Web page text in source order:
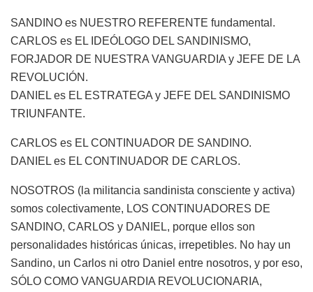
SANDINO es NUESTRO REFERENTE fundamental.
CARLOS es EL IDEÓLOGO DEL SANDINISMO,
FORJADOR DE NUESTRA VANGUARDIA y JEFE DE LA
REVOLUCIÓN.
DANIEL es EL ESTRATEGA y JEFE DEL SANDINISMO
TRIUNFANTE.
CARLOS es EL CONTINUADOR DE SANDINO.
DANIEL es EL CONTINUADOR DE CARLOS.
NOSOTROS (la militancia sandinista consciente y activa)
somos colectivamente, LOS CONTINUADORES DE
SANDINO, CARLOS y DANIEL, porque ellos son
personalidades históricas únicas, irrepetibles. No hay un
Sandino, un Carlos ni otro Daniel entre nosotros, y por eso,
SÓLO COMO VANGUARDIA REVOLUCIONARIA,